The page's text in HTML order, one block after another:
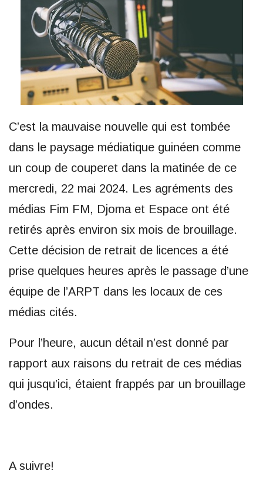
C’est la mauvaise nouvelle qui est tombée
dans le paysage médiatique guinéen comme
un coup de couperet dans la matinée de ce
mercredi, 22 mai 2024. Les agréments des
médias Fim FM, Djoma et Espace ont été
retirés après environ six mois de brouillage.
Cette décision de retrait de licences a été
prise quelques heures après le passage d’une
équipe de l’ARPT dans les locaux de ces
médias cités.
Pour l’heure, aucun détail n’est donné par
rapport aux raisons du retrait de ces médias
qui jusqu’ici, étaient frappés par un brouillage
d’ondes.
A suivre!